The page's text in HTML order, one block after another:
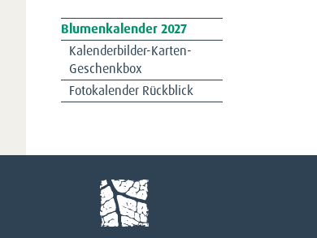
Navigation
überspringen
Blumenkalender 2027
Kalenderbilder-Karten-
Geschenkbox
Fotokalender Rückblick